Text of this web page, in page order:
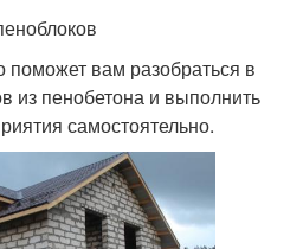
вам разобраться в
из пенобетона и выполнить
самостоятельно.